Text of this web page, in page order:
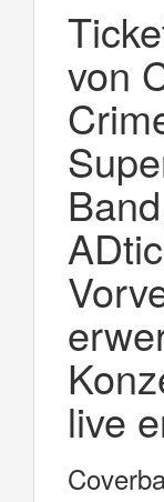
von
live